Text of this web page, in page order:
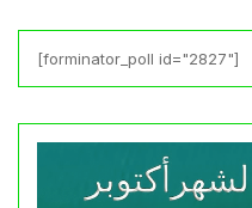
[forminator_poll id="2827"]